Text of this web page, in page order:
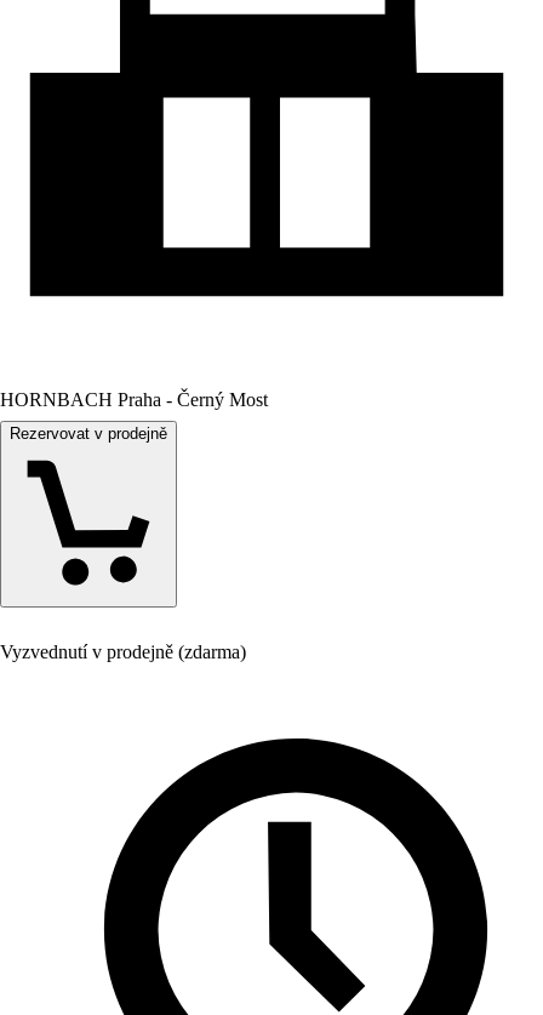
HORNBACH Praha - Černý Most
Rezervovat v prodejně
Vyzvednutí v prodejně (zdarma)